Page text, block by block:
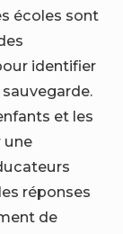
écoles sont
identifier
et les
une
réponses
de